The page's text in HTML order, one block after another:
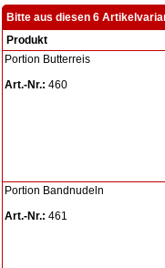
Bitte aus diesen 6
Produkt
Portion Butterreis
Art.-Nr.: 460
Portion Bandnudeln
Art.-Nr.: 461